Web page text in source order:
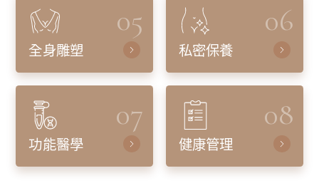
05
全身雕塑
06
私密保養
07
功能醫學
08
健康管理